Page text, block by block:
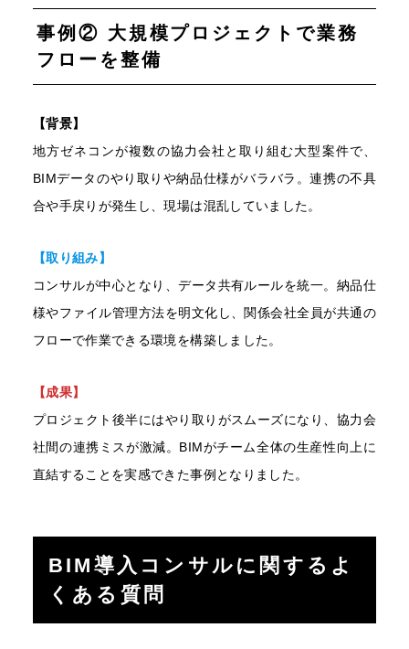
事例② 大規模プロジェクトで業務
フローを整備
【背景】
地方ゼネコンが複数の協力会社と取り組む大型案件で、
BIMデータのやり取りや納品仕様がバラバラ。連携の不具
合や手戻りが発生し、現場は混乱していました。
【取り組み】
コンサルが中心となり、データ共有ルールを統一。納品仕
様やファイル管理方法を明文化し、関係会社全員が共通の
フローで作業できる環境を構築しました。
【成果】
プロジェクト後半にはやり取りがスムーズになり、協力会
社間の連携ミスが激減。BIMがチーム全体の生産性向上に
直結することを実感できた事例となりました。
BIM導入コンサルに関するよ
くある質問